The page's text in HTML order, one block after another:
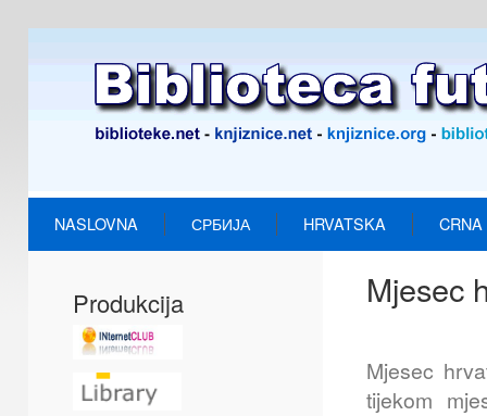
NASLOVNA СРБИЈА HRVATSKA
Produkcija Mjesec
Mjesec
tijekom